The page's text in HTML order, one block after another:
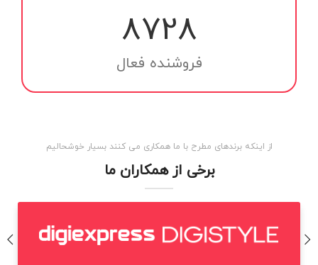
9511
فروشنده فعال
از اینکه برندهای مطرح با ما همکاری می کنند بسیار خوشحالیم
برخی از همکاران ما